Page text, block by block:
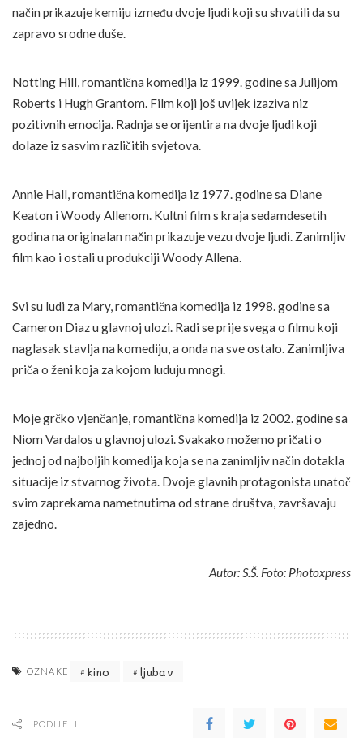
način prikazuje kemiju između dvoje ljudi koji su shvatili da su
zapravo srodne duše.
Notting Hill, romantična komedija iz 1999. godine sa Julijom
Roberts i Hugh Grantom. Film koji još uvijek izaziva niz
pozitivnih emocija. Radnja se orijentira na dvoje ljudi koji
dolaze iz sasvim različitih svjetova.
Annie Hall, romantična komedija iz 1977. godine sa Diane
Keaton i Woody Allenom. Kultni film s kraja sedamdesetih
godina na originalan način prikazuje vezu dvoje ljudi. Zanimljiv
film kao i ostali u produkciji Woody Allena.
Svi su ludi za Mary, romantična komedija iz 1998. godine sa
Cameron Diaz u glavnoj ulozi. Radi se prije svega o filmu koji
naglasak stavlja na komediju, a onda na sve ostalo. Zanimljiva
priča o ženi koja za kojom luduju mnogi.
Moje grčko vjenčanje, romantična komedija iz 2002. godine sa
Niom Vardalos u glavnoj ulozi. Svakako možemo pričati o
jednoj od najboljih komedija koja se na zanimljiv način dotakla
situacije iz stvarnog života. Dvoje glavnih protagonista unatoč
svim zaprekama nametnutima od strane društva, završavaju
zajedno.
Autor: S.Š. Foto: Photoxpress
OZNAKE kino ljubav
PODIJELI